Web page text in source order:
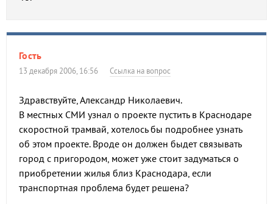
Гость
13 декабря 2006, 16:56 Ссылка на вопрос
Здравствуйте, Александр Николаевич.
В местных СМИ узнал о проекте пустить в Краснодаре
cкоростной трамвай, хотелось бы подробнее узнать
об этом проекте. Вроде он должен быдет связывать
город с пригородом, может уже стоит задуматься о
приобретении жилья близ Краснодара, если
транспортная проблема будет решена?